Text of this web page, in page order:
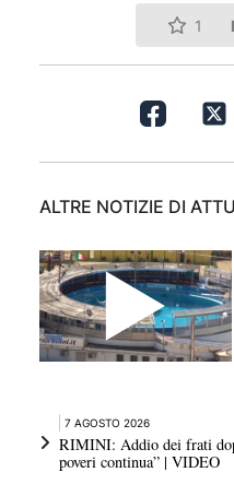
1
ALTRE NOTIZIE DI
7 AGOSTO 2026
RIMINI: Addio dei frati
poveri continua” | VIDEO